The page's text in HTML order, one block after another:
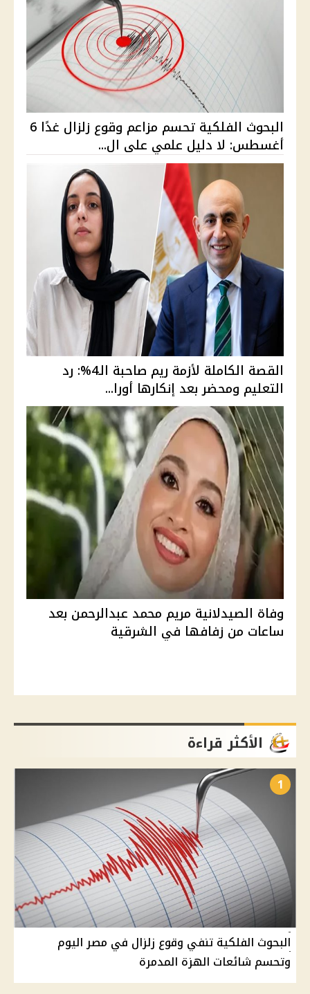
البحوث الفلكية تحسم مزاعم وقوع زلزال غدًا 6
أغسطس: لا دليل علمي على ال...
القصة الكاملة لأزمة ريم صاحبة الـ4%: رد
التعليم ومحضر بعد إنكارها أورا...
وفاة الصيدلانية مريم محمد عبدالرحمن بعد
ساعات من زفافها في الشرقية
الأكثر قراءة
1
البحوث الفلكية تنفي وقوع زلزال في مصر اليوم
وتحسم شائعات الهزة المدمرة